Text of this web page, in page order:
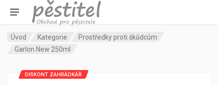
Úvod Kategorie
Prostředky proti škůdcům
Garlon New 250ml
DISKONT ZAHRÁDKÁŘ